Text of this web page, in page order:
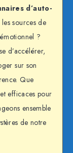
d’auto-
sources de
?
d’accélérer,
sur son
Que
efficaces pour
ensemble
de notre